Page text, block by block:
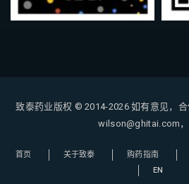
致泰药业版权 © 2014-2026如有意见，合
wilson@ghitai.com，
首页 关于致泰 购药指南
EN